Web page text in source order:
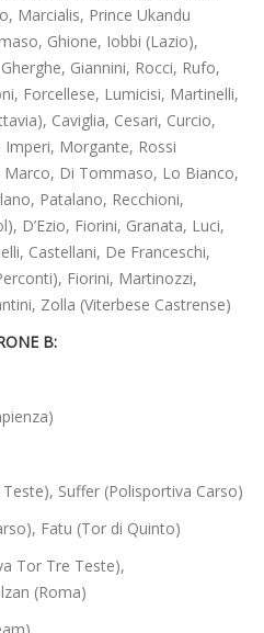
Marcialis, Prince Ukandu
Ghione, Iobbi (Lazio),
Giannini, Rocci, Rufo,
Forcellese, Lumicisi, Martinelli,
Caviglia, Cesari, Curcio,
Morgante, Rossi
Marco, Di Tommaso, Lo Bianco,
Patalano, Recchioni,
D’Ezio, Fiorini, Granata, Luci,
Castellani, De Franceschi,
Fiorini, Martinozzi,
Zolla (Viterbese Castrense)
B:
Suffer (Polisportiva Carso)
Fatu (Tor di Quinto)
Tor Tre Teste),
(Roma)